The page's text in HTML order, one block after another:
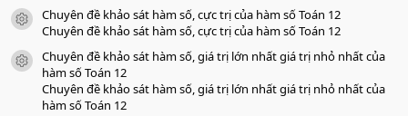
icon tài liệu
Chuyên đề khảo sát hàm số, cực trị của hàm số Toán 12
Chuyên đề khảo sát hàm số, cực trị của hàm số Toán 12
icon tài liệu
Chuyên đề khảo sát hàm số, giá trị lớn nhất giá trị nhỏ nhất của
hàm số Toán 12
Chuyên đề khảo sát hàm số, giá trị lớn nhất giá trị nhỏ nhất của
hàm số Toán 12